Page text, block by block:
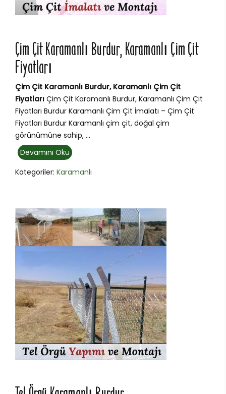
Çim Çit Karamanlı Burdur, Karamanlı Çim Çit
Fiyatları
Çim Çit Karamanlı Burdur, Karamanlı Çim Çit
Fiyatları Çim Çit Karamanlı Burdur, Karamanlı Çim Çit
Fiyatları Burdur Karamanlı Çim Çit İmalatı – Çim Çit
Fiyatları Burdur Karamanlı çim çit, doğal çim
görünümüne sahip, ...
Devamını Oku
Kategoriler: Karamanlı